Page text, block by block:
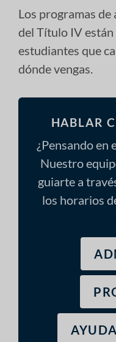
Los programas de
del Título IV
estudiantes que
dónde vengas.
HABLAR
¿Pensando en
Nuestro
guiarte a
los horarios